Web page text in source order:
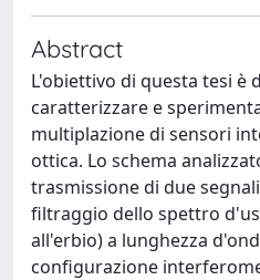
Abstract
L'obiettivo di questa tesi è
caratterizzare e
multiplazione di sensori
ottica. Lo schema
trasmissione di due
filtraggio dello spettro
all'erbio) a lunghezza
configurazione